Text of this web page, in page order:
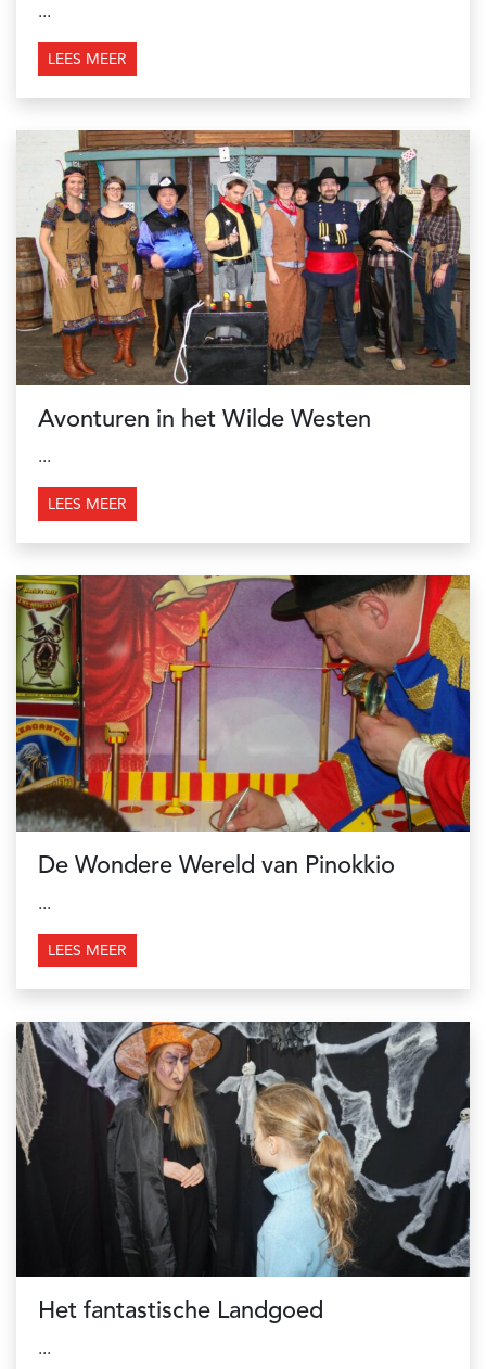
...
LEES MEER
Avonturen in het Wilde Westen
...
LEES MEER
De Wondere Wereld van Pinokkio
...
LEES MEER
Het fantastische Landgoed
...